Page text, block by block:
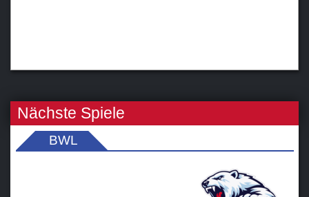
Nächste Spiele
BWL